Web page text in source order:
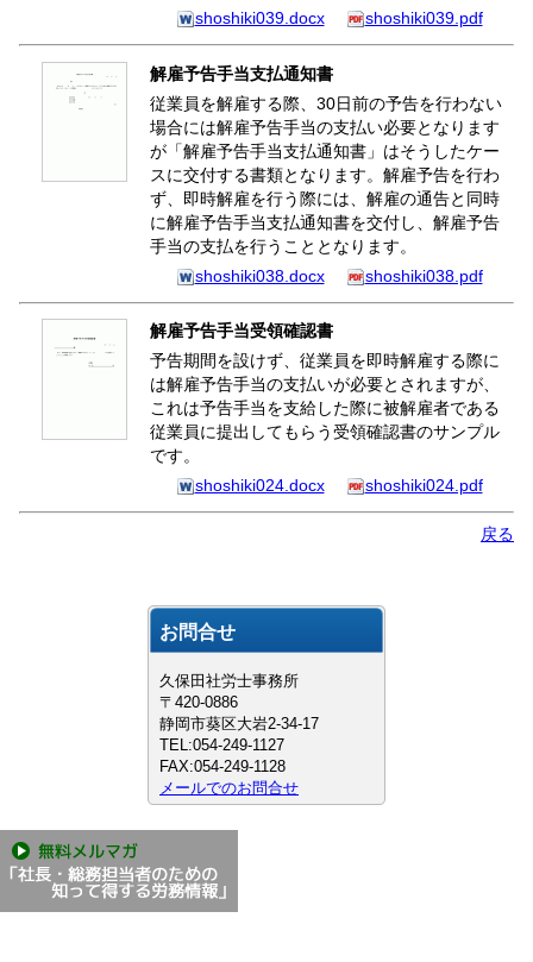
shoshiki039.docx
shoshiki039.pdf
解雇予告手当支払通知書
従業員を解雇する際、30日前の予告を行わない
場合には解雇予告手当の支払い必要となります
が「解雇予告手当支払通知書」はそうしたケー
スに交付する書類となります。解雇予告を行わ
ず、即時解雇を行う際には、解雇の通告と同時
に解雇予告手当支払通知書を交付し、解雇予告
手当の支払を行うこととなります。
shoshiki038.docx
shoshiki038.pdf
解雇予告手当受領確認書
予告期間を設けず、従業員を即時解雇する際に
は解雇予告手当の支払いが必要とされますが、
これは予告手当を支給した際に被解雇者である
従業員に提出してもらう受領確認書のサンプル
です。
shoshiki024.docx
shoshiki024.pdf
戻る
お問合せ
久保田社労士事務所
〒420-0886
静岡市葵区大岩2-34-17
TEL:054-249-1127
FAX:054-249-1128
メールでのお問合せ